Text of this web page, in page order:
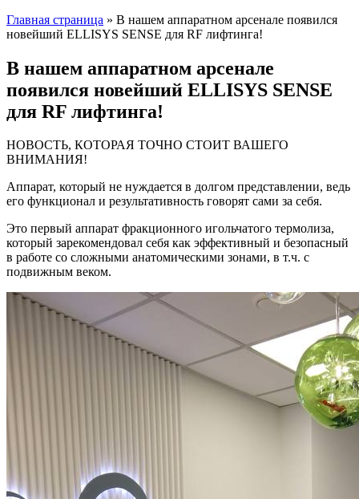
Главная страница » В нашем аппаратном арсенале появился
новейший ELLISYS SENSE для RF лифтинга!
В нашем аппаратном арсенале
появился новейший ELLISYS SENSE
для RF лифтинга!
НОВОСТЬ, КОТОРАЯ ТОЧНО СТОИТ ВАШЕГО
ВНИМАНИЯ!
Аппарат, который не нуждается в долгом представлении, ведь
его функционал и результативность говорят сами за себя.
Это первый аппарат фракционного игольчатого термолиза,
который зарекомендовал себя как эффективный и безопасный
в работе со сложными анатомическими зонами, в т.ч. с
подвижным веком.